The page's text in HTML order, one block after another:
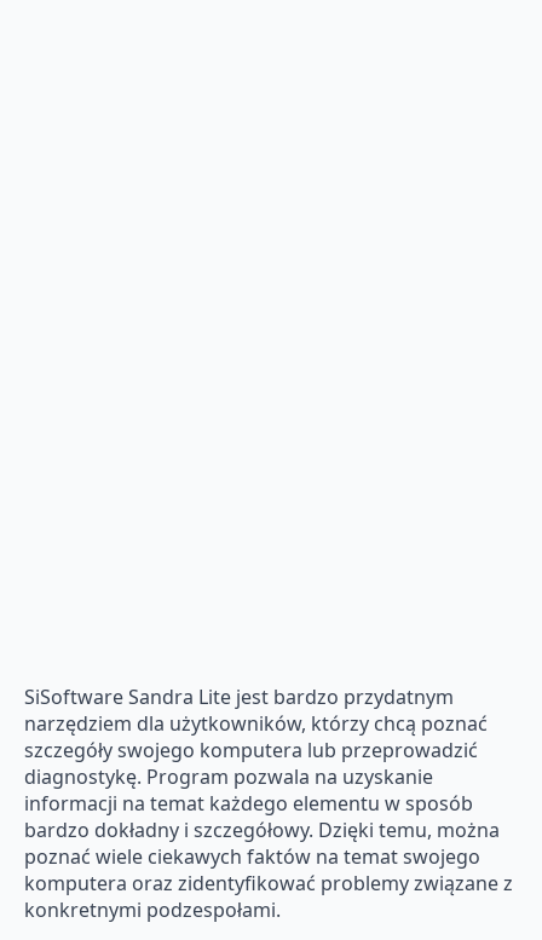
SiSoftware Sandra Lite jest bardzo przydatnym
narzędziem dla użytkowników, którzy chcą poznać
szczegóły swojego komputera lub przeprowadzić
diagnostykę. Program pozwala na uzyskanie
informacji na temat każdego elementu w sposób
bardzo dokładny i szczegółowy. Dzięki temu, można
poznać wiele ciekawych faktów na temat swojego
komputera oraz zidentyfikować problemy związane z
konkretnymi podzespołami.